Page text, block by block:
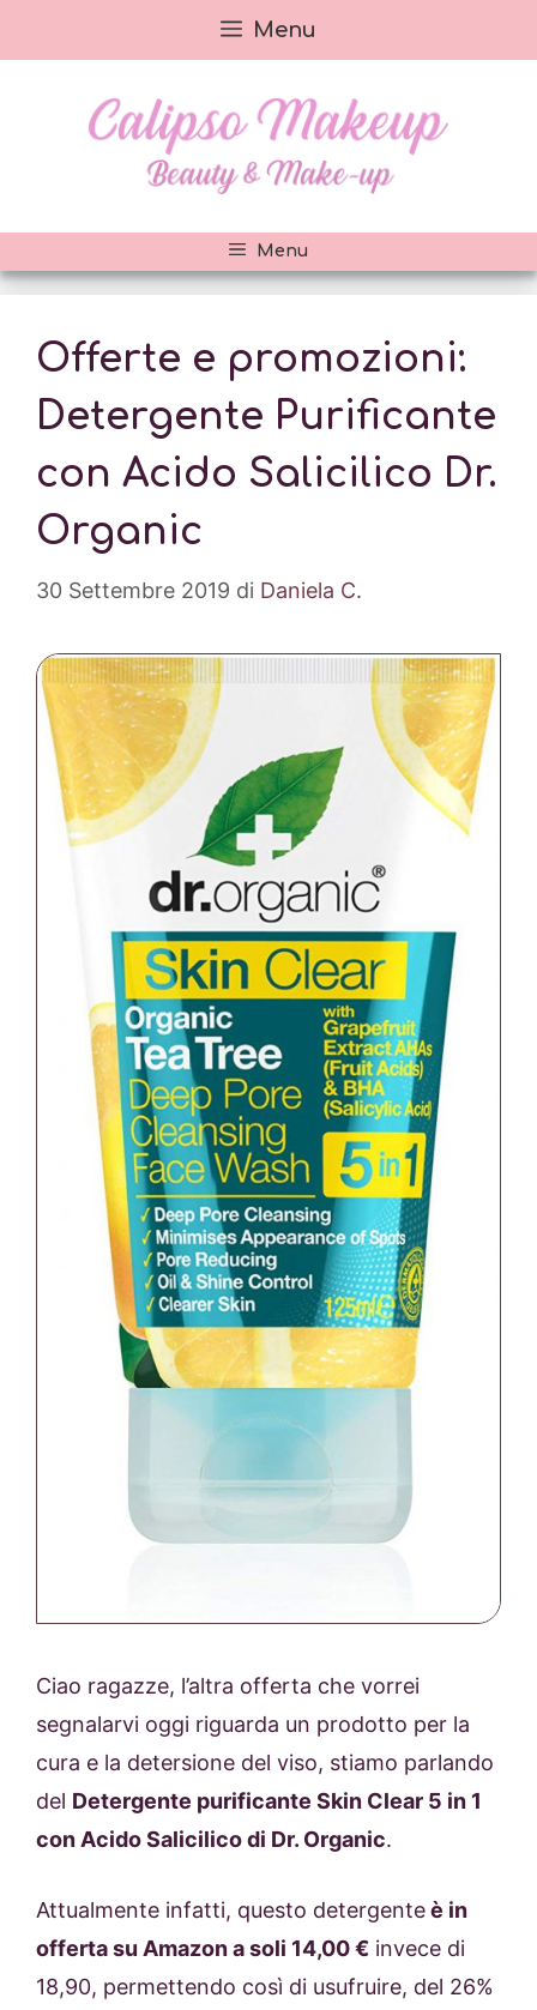
al
Menu
Menu
Offerte e promozioni:
Detergente Purificante
con Acido Salicilico Dr.
Organic
30 Settembre 2019 di Daniela C.
Ciao ragazze, l’altra offerta che vorrei
segnalarvi oggi riguarda un prodotto per la
cura e la detersione del viso, stiamo parlando
del Detergente purificante Skin Clear 5 in 1
con Acido Salicilico di Dr. Organic.
Attualmente infatti, questo detergenteè in
offerta su Amazon a soli 14,00 € invece di
18,90, permettendo così di usufruire, del 26%